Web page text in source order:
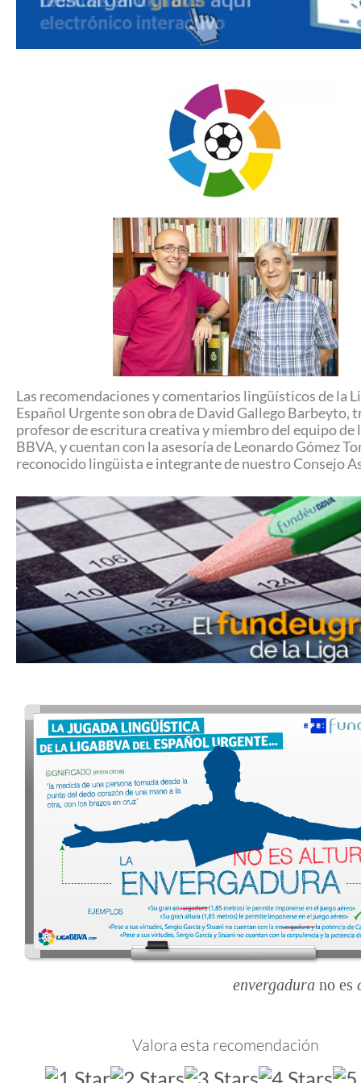
Las recomendaciones y comentarios lingüísticos de la
Español Urgente son obra de David Gallego Barbeyto,
profesor de escritura creativa y miembro del equipo de
BBVA, y cuentan con la asesoría de Leonardo Gómez
reconocido lingüista e integrante de nuestro Consejo
envergadura no es
Valora esta recomendación